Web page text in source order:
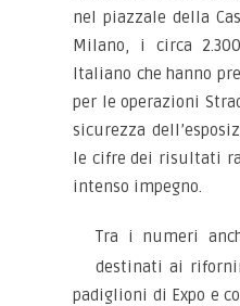
nel piazzale della
Milano, i circa
Italiano che hanno
per le operazioni
sicurezza
le cifre dei risultati
intenso impegno.
Tra i numeri
destinati ai
padiglioni di Expo e